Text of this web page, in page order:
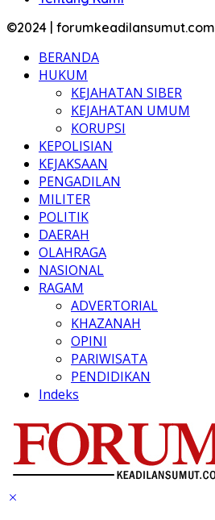
©2024 | forumkeadilansumut.com
BERANDA
HUKUM
KEJAHATAN SIBER
KEJAHATAN UMUM
KORUPSI
KEPOLISIAN
KEJAKSAAN
PENGADILAN
MILITER
POLITIK
DAERAH
OLAHRAGA
NASIONAL
RAGAM
ADVERTORIAL
KHAZANAH
OPINI
PARIWISATA
PENDIDIKAN
Indeks